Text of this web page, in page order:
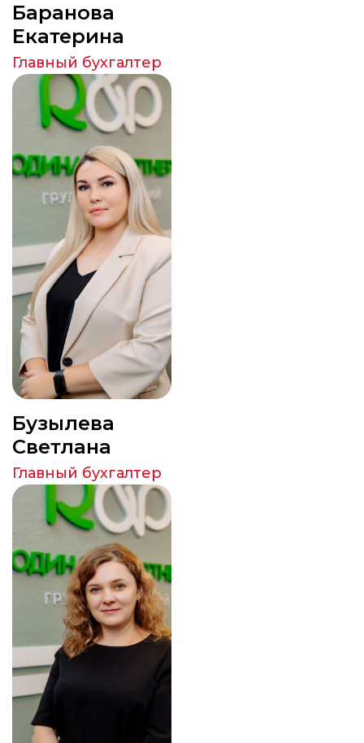
Баранова
Екатерина
Главный бухгалтер
Бузылева
Светлана
Главный бухгалтер